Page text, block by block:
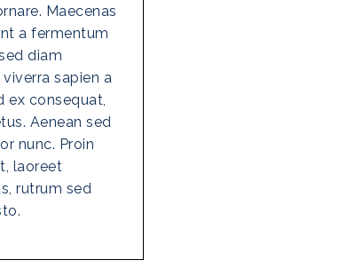
Maecenas
a fermentum
diam
sapien a
ex consequat,
Aenean sed
nunc. Proin
laoreet
rutrum sed